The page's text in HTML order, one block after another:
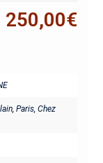
250,00€
, Paris, Chez